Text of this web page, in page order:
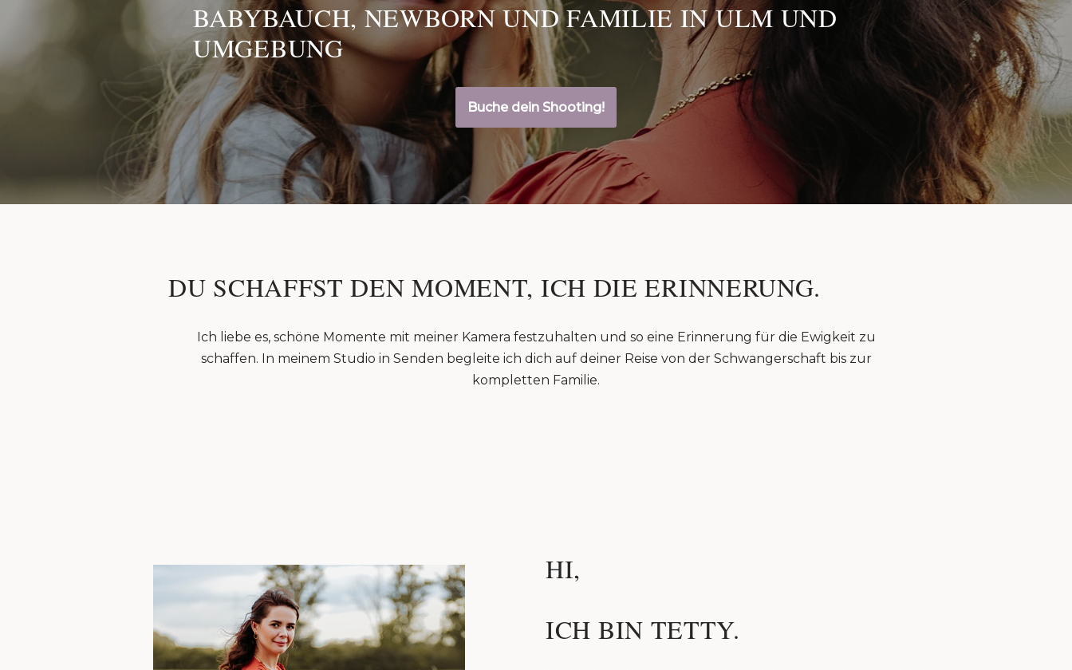
BABYBAUCH, NEWBORN UND FAMILIE IN ULM UND
UMGEBUNG
Buche dein Shooting!
DU SCHAFFST DEN MOMENT, ICH DIE ERINNERUNG.
Ich liebe es, schöne Momente mit meiner Kamera festzuhalten und so eine Erinnerung für die Ewigkeit zu
schaffen. In meinem Studio in Senden begleite ich dich auf deiner Reise von der Schwangerschaft bis zur
kompletten Familie.
HI,
ICH BIN TETTY.